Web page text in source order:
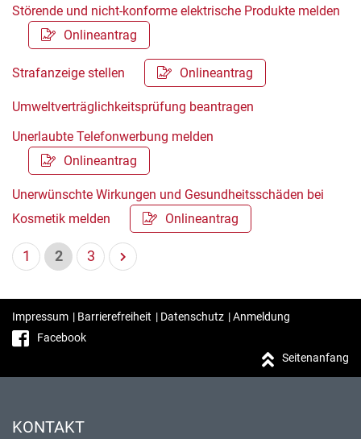
Störende und nicht-konforme elektrische Produkte melden
Onlineantrag
Strafanzeige stellen Onlineantrag
Umweltverträglichkeitsprüfung beantragen
Unerlaubte Telefonwerbung melden
Onlineantrag
Unerwünschte Wirkungen und Gesundheitsschäden bei
Kosmetik melden
Onlineantrag
1 2 3
Impressum | Barrierefreiheit | Datenschutz |Anmeldung
Facebook
Seitenanfang
KONTAKT